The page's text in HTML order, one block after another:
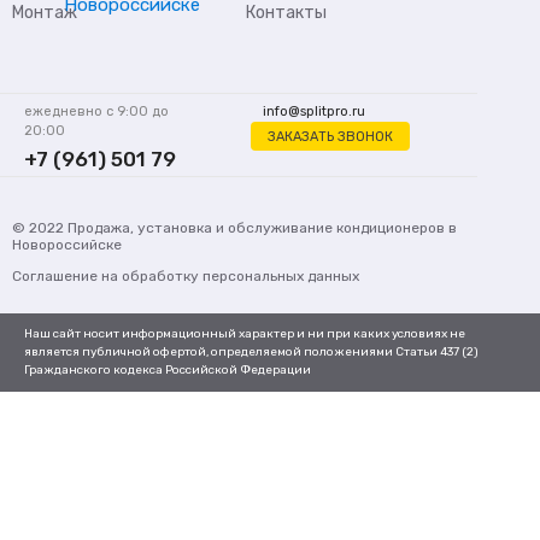
Монтаж
Контакты
info@splitpro.ru
ЗАКАЗАТЬ ЗВОНОК
ежедневно с 9:00 до
20:00
+7 (961) 501 79
© 2022 Продажа, установка и обслуживание кондиционеров в
Новороссийске
Соглашение на обработку персональных данных
Наш сайт носит информационный характер и ни при каких условиях не
является публичной офертой, определяемой положениями Статьи 437 (2)
Гражданского кодекса Российской Федерации